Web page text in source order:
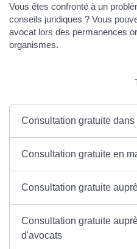
Vous êtes confronté à un
conseils juridiques ? Vous
avocat lors des permanences
organismes.
Consultation gratuite
Consultation gratuite en
Consultation gratuite
Consultation gratuite
d'avocats